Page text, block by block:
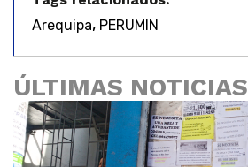
Arequipa, PERUMIN
ÚLTIMAS NOTICIAS